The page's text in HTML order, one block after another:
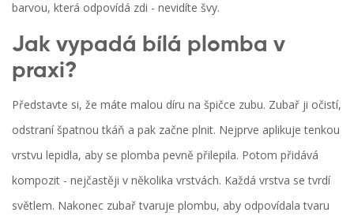
barvou, která odpovídá zdi - nevidíte švy.
Jak vypadá bílá plomba v
praxi?
Představte si, že máte malou díru na špičce zubu. Zubař ji očistí,
odstraní špatnou tkáň a pak začne plnit. Nejprve aplikuje tenkou
vrstvu lepidla, aby se plomba pevně přilepila. Potom přidává
kompozit - nejčastěji v několika vrstvách. Každá vrstva se tvrdí
světlem. Nakonec zubař tvaruje plombu, aby odpovídala tvaru